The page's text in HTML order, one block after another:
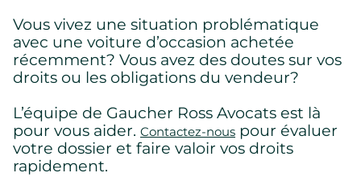
Vous vivez une situation problématique
avec une voiture d’occasion achetée
récemment? Vous avez des doutes sur vos
droits ou les obligations du vendeur?
L’équipe de Gaucher Ross Avocats est là
pour vous aider. Contactez-nous pour évaluer
votre dossier et faire valoir vos droits
rapidement.